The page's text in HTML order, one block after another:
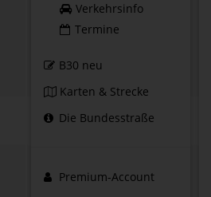
Verkehrsinfo
Termine
B30 neu
Karten & Strecke
Die Bundesstraße
Premium-Account